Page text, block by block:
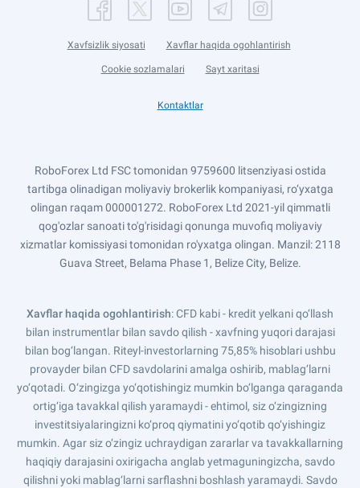
Xavfsizlik siyosati Xavflar haqida ogohlantirish
Cookie sozlamalari Sayt xaritasi
Kontaktlar
RoboForex Ltd FSC tomonidan 9759600 litsenziyasi ostida
tartibga olinadigan moliyaviy brokerlik kompaniyasi, ro‘yxatga
olingan raqam 000001272. RoboForex Ltd 2021-yil qimmatli
qog'ozlar sanoati to'g'risidagi qonunga muvofiq moliyaviy
xizmatlar komissiyasi tomonidan ro'yxatga olingan. Manzil: 2118
Guava Street, Belama Phase 1, Belize City, Belize.
Xavflar haqida ogohlantirish: CFD kabi - kredit yelkani qo‘llash
bilan instrumentlar bilan savdo qilish - xavfning yuqori darajasi
bilan bog‘langan. Riteyl-investorlarning 75,85% hisoblari ushbu
provayder bilan CFD savdolarini amalga oshirib, mablag‘larni
yo‘qotadi. O‘zingizga yo‘qotishingiz mumkin bo‘lganga qaraganda
ortig‘iga tavakkal qilish yaramaydi - ehtimol, siz o‘zingizning
investitsiyalaringizni ko‘proq qiymatini yo‘qotib qo‘yishingiz
mumkin. Agar siz o‘zingiz uchraydigan zararlar va tavakkallarning
haqiqiy darajasini oxirigacha anglab yetmaguningizcha, savdo
qilishni yoki mablag‘larni sarflashni boshlash yaramaydi. Savdo